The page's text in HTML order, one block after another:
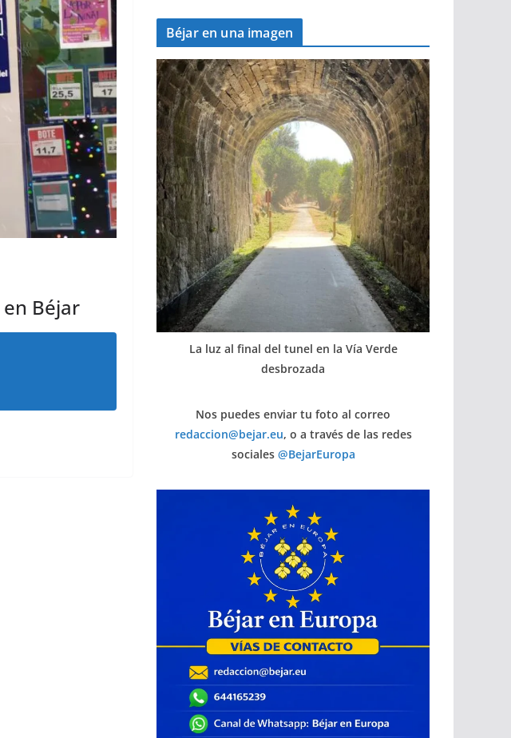
en Béjar
Béjar en una imagen
La luz al final del tunel en la Vía Verde
desbrozada
Nos puedes enviar tu foto al correo
redaccion@bejar.eu, o a través de las redes
sociales @BejarEuropa